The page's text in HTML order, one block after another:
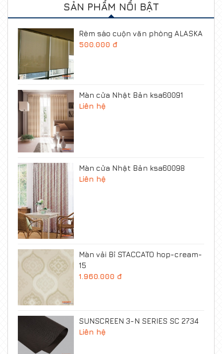
SẢN PHẨM NỔI BẬT
Rèm sáo cuộn văn phòng ALASKA
500.000 đ
Màn cửa Nhật Bản ksa60091
Liên hệ
Màn cửa Nhật Bản ksa60098
Liên hệ
Màn vải Bỉ STACCATO hop-cream-
15
1.960.000 đ
SUNSCREEN 3-N SERIES SC 2734
Liên hệ